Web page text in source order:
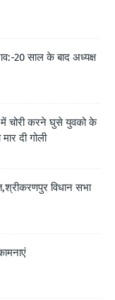
20 साल के बाद अध्यक्ष
चोरी करने घुसे युवको के
दी गोली
विधान सभा